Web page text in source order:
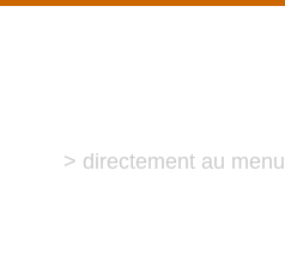
> directement au menu